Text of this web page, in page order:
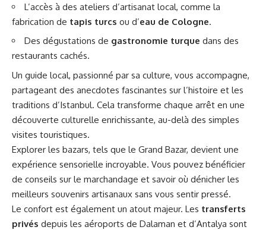
L’accès à des ateliers d’artisanat local, comme la
fabrication de tapis turcs ou d’eau de Cologne.
Des dégustations de gastronomie turque dans des
restaurants cachés.
Un guide local, passionné par sa culture, vous accompagne,
partageant des anecdotes fascinantes sur l’histoire et les
traditions d’Istanbul. Cela transforme chaque arrêt en une
découverte culturelle enrichissante, au-delà des simples
visites touristiques.
Explorer les bazars, tels que le Grand Bazar, devient une
expérience sensorielle incroyable. Vous pouvez bénéficier
de conseils sur le marchandage et savoir où dénicher les
meilleurs souvenirs artisanaux sans vous sentir pressé.
Le confort est également un atout majeur. Les transferts
privés depuis les aéroports de Dalaman et d’Antalya sont